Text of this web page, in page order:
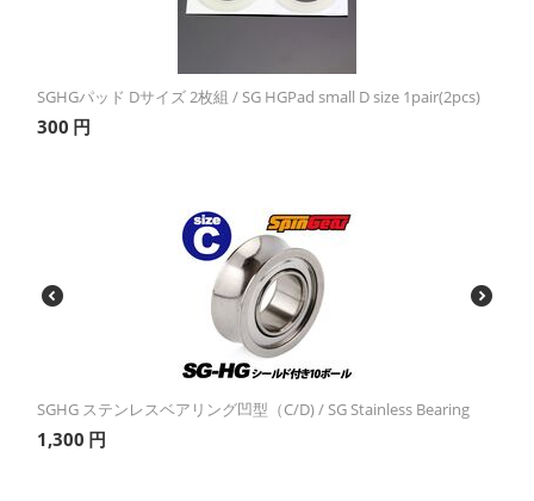
SGHGパッド Dサイズ 2枚組 / SG HGPad small D size 1pair(2pcs)
300 円
SGHG ステンレスベアリング凹型（C/D) / SG Stainless Bearing
1,300 円